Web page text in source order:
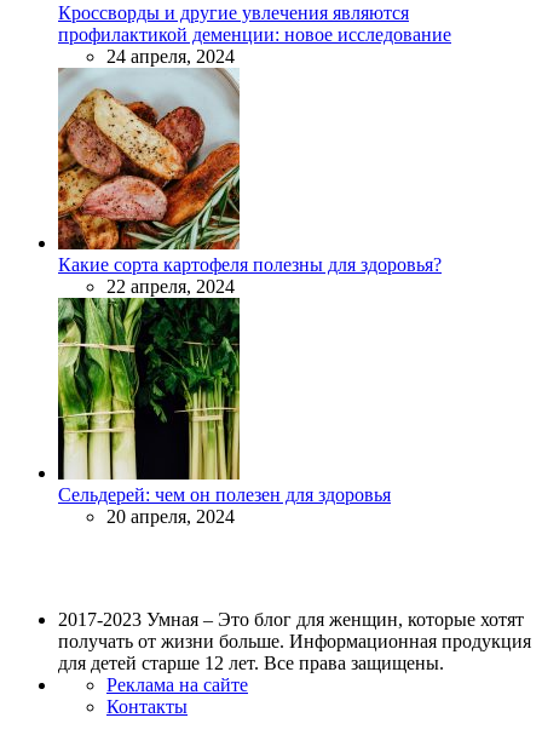
Кроссворды и другие увлечения являются
профилактикой деменции: новое исследование
24 апреля, 2024
Какие сорта картофеля полезны для здоровья?
22 апреля, 2024
Сельдерей: чем он полезен для здоровья
20 апреля, 2024
2017-2023 Умная – Это блог для женщин, которые хотят
получать от жизни больше. Информационная продукция
для детей старше 12 лет. Все права защищены.
Реклама на сайте
Контакты